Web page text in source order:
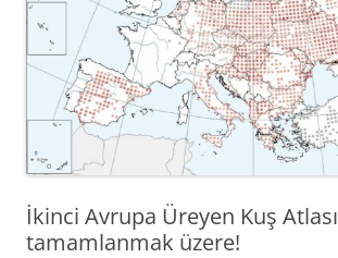
İkinci Avrupa Üreyen Kuş Atlası
tamamlanmak üzere!